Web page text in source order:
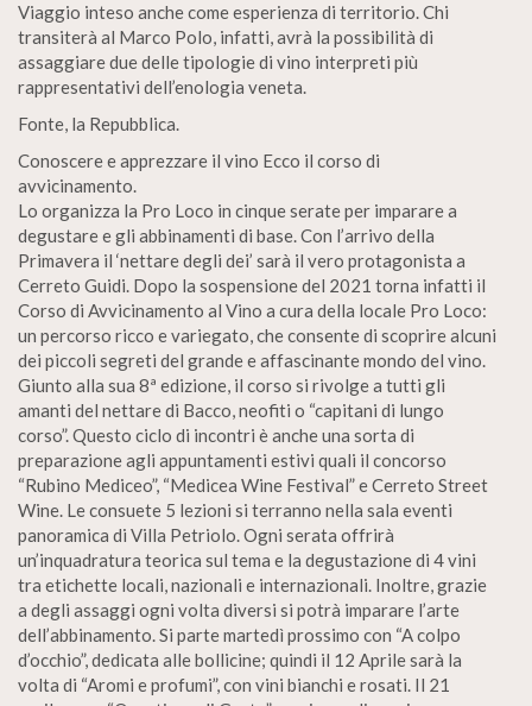
Viaggio inteso anche come esperienza di territorio. Chi
transiterà al Marco Polo, infatti, avrà la possibilità di
assaggiare due delle tipologie di vino interpreti più
rappresentativi dell’enologia veneta.
Fonte, la Repubblica.
Conoscere e apprezzare il vino Ecco il corso di
avvicinamento.
Lo organizza la Pro Loco in cinque serate per imparare a
degustare e gli abbinamenti di base. Con l’arrivo della
Primavera il ‘nettare degli dei’ sarà il vero protagonista a
Cerreto Guidi. Dopo la sospensione del 2021 torna infatti il
Corso di Avvicinamento al Vino a cura della locale Pro Loco:
un percorso ricco e variegato, che consente di scoprire alcuni
dei piccoli segreti del grande e affascinante mondo del vino.
Giunto alla sua 8ª edizione, il corso si rivolge a tutti gli
amanti del nettare di Bacco, neofiti o “capitani di lungo
corso”. Questo ciclo di incontri è anche una sorta di
preparazione agli appuntamenti estivi quali il concorso
“Rubino Mediceo”, “Medicea Wine Festival” e Cerreto Street
Wine. Le consuete 5 lezioni si terranno nella sala eventi
panoramica di Villa Petriolo. Ogni serata offrirà
un’inquadratura teorica sul tema e la degustazione di 4 vini
tra etichette locali, nazionali e internazionali. Inoltre, grazie
a degli assaggi ogni volta diversi si potrà imparare l’arte
dell’abbinamento. Si parte martedì prossimo con “A colpo
d’occhio”, dedicata alle bollicine; quindi il 12 Aprile sarà la
volta di “Aromi e profumi”, con vini bianchi e rosati. Il 21